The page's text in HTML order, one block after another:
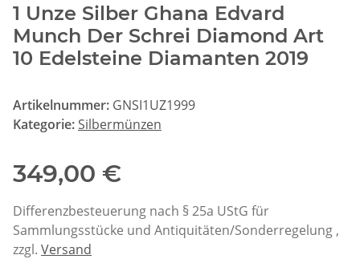
1 Unze Silber Ghana Edvard
Munch Der Schrei Diamond Art
10 Edelsteine Diamanten 2019
Artikelnummer: GNSI1UZ1999
Kategorie: Silbermünzen
349,00 €
Differenzbesteuerung nach § 25a UStG für
Sammlungsstücke und Antiquitäten/Sonderregelung ,
zzgl. Versand